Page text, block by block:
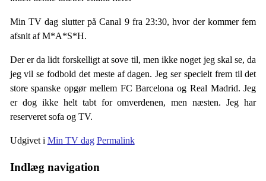
Min TV dag slutter på Canal 9 fra 23:30, hvor der kommer fem
afsnit af M*A*S*H.
Der er da lidt forskelligt at sove til, men ikke noget jeg skal se, da
jeg vil se fodbold det meste af dagen. Jeg ser specielt frem til det
store spanske opgør mellem FC Barcelona og Real Madrid. Jeg
er dog ikke helt tabt for omverdenen, men næsten. Jeg har
reserveret sofa og TV.
Udgivet i Min TV dag Permalink
Indlæg navigation